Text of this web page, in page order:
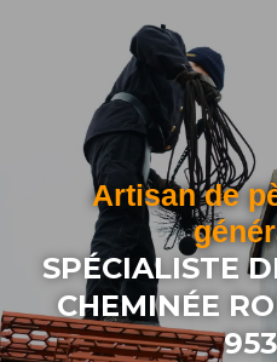
Artisan de
SPÉCIALISTE
CHEMINÉE